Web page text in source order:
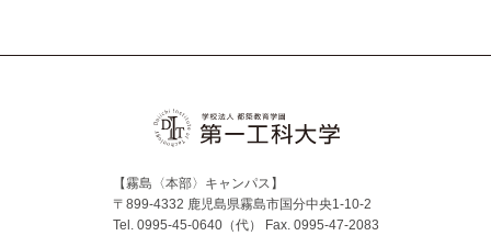
【霧島〈本部〉キャンパス】
〒899-4332 鹿児島県霧島市国分中央1-10-2
Tel. 0995-45-0640（代）
Fax. 0995-47-2083